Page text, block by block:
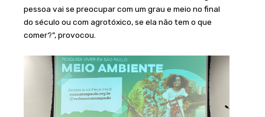
pessoa vai se preocupar com um grau e meio no final
do século ou com agrotóxico, se ela não tem o que
comer?”, provocou.